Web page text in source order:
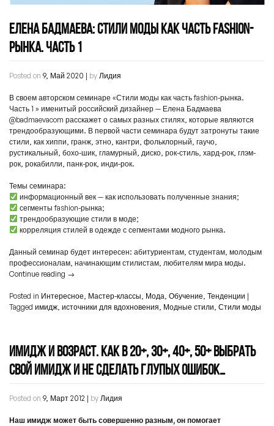
ЕЛЕНА БАДМАЕВА: СТИЛИ МОДЫ КАК ЧАСТЬ FASHION-
РЫНКА. ЧАСТЬ 1
Posted on 9, Май 2020 | by Лидия
В своем авторском семинаре «Стили моды как часть fashion-рынка.
Часть 1 » именитый российский дизайнер — Елена Бадмаева
@badmaevacom расскажет о самых разных стилях, которые являются
трендообразующими. В первой части семинара будут затронуты такие
стили, как хиппи, гранж, этно, кантри, фольклорный, гаучо,
рустикальный, бохо-шик, гламурный, диско, рок-стиль, хард-рок, глэм-
рок, рокабилли, панк-рок, инди-рок.
Темы семинара:
информационный век — как использовать полученные знания;
сегменты fashion-рынка;
трендообразующие стили в моде;
корреляция стилей в одежде с сегментами модного рынка.
Данный семинар будет интересен: абитуриентам, студентам, молодым
профессионалам, начинающим стилистам, любителям мира моды.
Continue reading →
Posted in Интересное Мастер-классы Мода Обучение Тенденции |
Tagged имидж источники для вдохновения Модные стили Стили моды
ИМИДЖ И ВОЗРАСТ. КАК В 20+, 30+, 40+, 50+ ВЫБРАТЬ
СВОЙ ИМИДЖ И НЕ СДЕЛАТЬ ГЛУПЫХ ОШИБОК…
Posted on 9, Март 2012 | by Лидия
Наш имидж может быть совершенно разным, он помогает